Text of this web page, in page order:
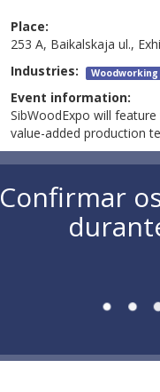
Place:
253 A, Baikalskaja ul.,
Industries: Woodworking
Event information:
SibWoodExpo will
value-added production